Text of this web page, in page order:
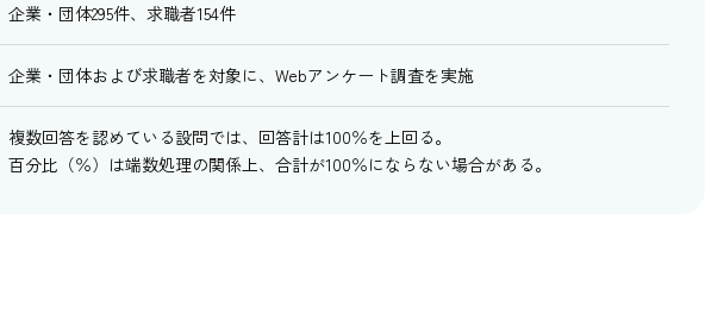
企業・団体295件、求職者154件
企業・団体および求職者を対象に、Webアンケート調査を実施
複数回答を認めている設問では、回答計は100％を上回る。
百分比（％）は端数処理の関係上、合計が100％にならない場合がある。